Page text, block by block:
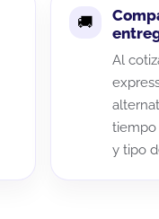
Al
tiempo
y tipo